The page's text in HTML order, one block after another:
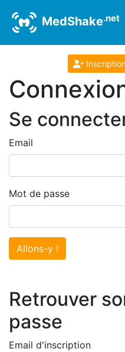
MedShake.net
Se
Email
Mot de passe
Allons-y !
Retrouver
passe
Email d'inscription